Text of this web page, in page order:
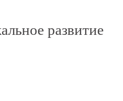
развитие